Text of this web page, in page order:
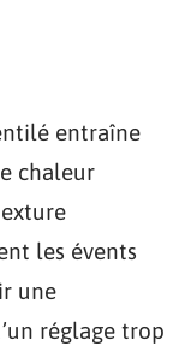
entraîne
chaleur
les évents
une
réglage trop